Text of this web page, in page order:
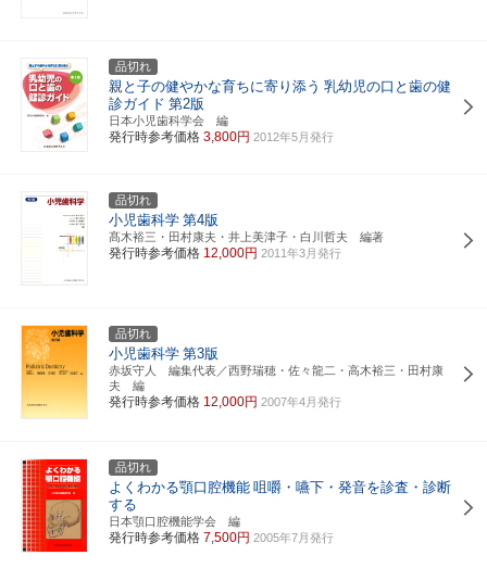
品切れ
親と子の健やかな育ちに寄り添う 乳幼児の口と歯の健
診ガイド 第2版
日本小児歯科学会 編
発行時参考価格 3,800円 2012年5月発行
品切れ
小児歯科学 第4版
髙木裕三・田村康夫・井上美津子・白川哲夫 編著
発行時参考価格 12,000円 2011年3月発行
品切れ
小児歯科学 第3版
赤坂守人 編集代表／西野瑞穂・佐々龍二・高木裕三・田村康
夫 編
発行時参考価格 12,000円 2007年4月発行
品切れ
よくわかる顎口腔機能 咀嚼・嚥下・発音を診査・診断
する
日本顎口腔機能学会 編
発行時参考価格 7,500円 2005年7月発行